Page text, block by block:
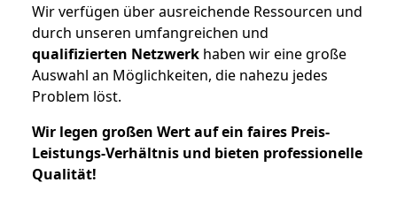
Wir verfügen über ausreichende Ressourcen und
durch unseren umfangreichen und
qualifizierten Netzwerk haben wir eine große
Auswahl an Möglichkeiten, die nahezu jedes
Problem löst.
Wir legen großen Wert auf ein faires Preis-
Leistungs-Verhältnis und bieten professionelle
Qualität!